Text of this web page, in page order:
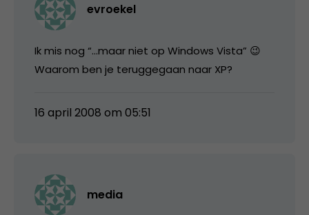
evroekel
Ik mis nog “…maar niet op Windows Vista” 😉
Waarom ben je teruggegaan naar XP?
16 april 2008 om 05:51
media